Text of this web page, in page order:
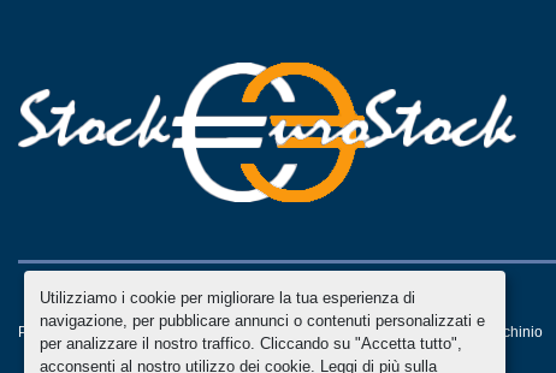
Utilizziamo i cookie per migliorare la tua esperienza di
navigazione, per pubblicare annunci o contenuti personalizzati e
per analizzare il nostro traffico. Cliccando su "Accetta tutto",
acconsenti al nostro utilizzo dei cookie. Leggi di più sulla
Personalizza le preferenze sui Cookies Machinio Systemsito web diMachinio